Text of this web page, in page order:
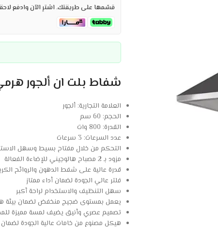
قسّمها على طريقتك. اشترِ الآن وادفع
شفاط بلت ان ألجور هرمي – 60 سم
العلامة التجارية: ألجور
الحجم: 60 سم
القدرة: 800 وات
عدد السرعات: 3 سرعات
التحكم من خلال مفتاح بسيط وسهل
مزود بـ 2 مصباح هالوجيني للإضاءة الفعالة
قدرة عالية على شفط الدهون والروائح
فلتر عالي الجودة لضمان أداء ممتاز
سهل التنظيف والاستخدام لراحة أكبر
يعمل بمستوى ضجيج منخفض لضمان بيئة
تصميم عصري وأنيق يضيف لمسة مميزة
هيكل مصنوع من خامات عالية الجودة لضمان